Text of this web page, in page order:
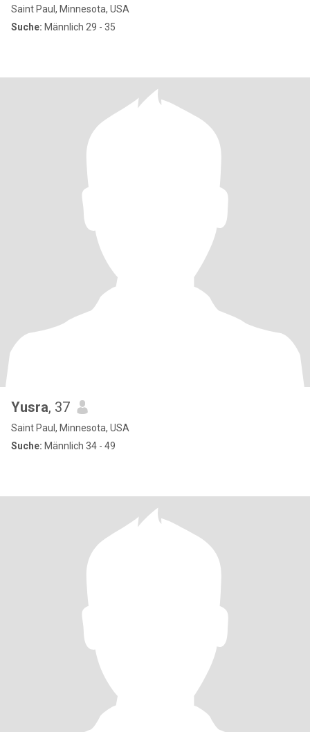
Saint Paul, Minnesota, USA
Suche: Männlich 29 - 35
Yusra, 37
Saint Paul, Minnesota, USA
Suche: Männlich 34 - 49